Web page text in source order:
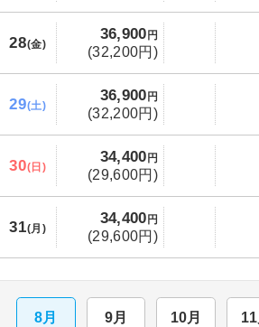
28(金)
36,900 円
(32,200円)
29(土)
36,900 円
(32,200円)
30(日)
34,400 円
(29,600円)
31(月)
34,400 円
(29,600円)
8月 9月 10月 11